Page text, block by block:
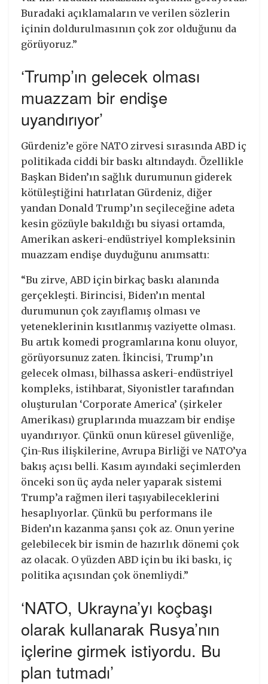
Buradaki açıklamaların ve verilen sözlerin
içinin doldurulmasının çok zor olduğunu da
görüyoruz.”
‘Trump’ın gelecek olması
muazzam bir endişe
uyandırıyor’
Gürdeniz’e göre NATO zirvesi sırasında ABD iç
politikada ciddi bir baskı altındaydı. Özellikle
Başkan Biden’ın sağlık durumunun giderek
kötüleştiğini hatırlatan Gürdeniz, diğer
yandan Donald Trump’ın seçileceğine adeta
kesin gözüyle bakıldığı bu siyasi ortamda,
Amerikan askeri-endüstriyel kompleksinin
muazzam endişe duyduğunu anımsattı:
“Bu zirve, ABD için birkaç baskı alanında
gerçekleşti. Birincisi, Biden’ın mental
durumunun çok zayıflamış olması ve
yeteneklerinin kısıtlanmış vaziyette olması.
Bu artık komedi programlarına konu oluyor,
görüyorsunuz zaten. İkincisi, Trump’ın
gelecek olması, bilhassa askeri-endüstriyel
kompleks, istihbarat, Siyonistler tarafından
oluşturulan ‘Corporate America’ (şirkeler
Amerikası) gruplarında muazzam bir endişe
uyandırıyor. Çünkü onun küresel güvenliğe,
Çin-Rus ilişkilerine, Avrupa Birliği ve NATO’ya
bakış açısı belli. Kasım ayındaki seçimlerden
önceki son üç ayda neler yaparak sistemi
Trump’a rağmen ileri taşıyabileceklerini
hesaplıyorlar. Çünkü bu performans ile
Biden’ın kazanma şansı çok az. Onun yerine
gelebilecek bir ismin de hazırlık dönemi çok
az olacak. O yüzden ABD için bu iki baskı, iç
politika açısından çok önemliydi.”
‘NATO, Ukrayna’yı koçbaşı
olarak kullanarak Rusya’nın
içlerine girmek istiyordu. Bu
plan tutmadı’